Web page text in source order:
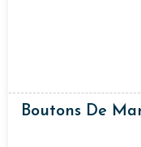
Boutons De